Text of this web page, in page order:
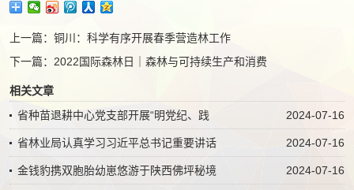
上一篇： 铜川：科学有序开展春季营造林工作
下一篇： 2022国际森林日｜森林与可持续生产和消费
相关文章
2024-07-16
省种苗退耕中心党支部开展“明党纪、践
2024-07-16
省林业局认真学习习近平总书记重要讲话
2024-07-16
金钱豹携双胞胎幼崽悠游于陕西佛坪秘境